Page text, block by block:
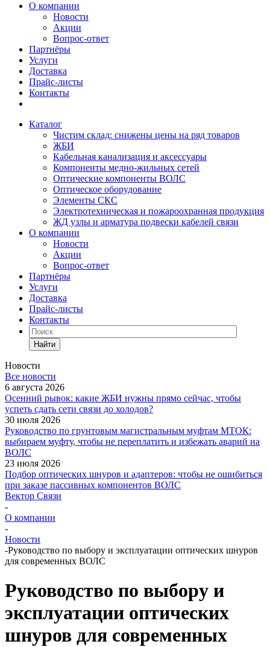
О компании
Новости
Акции
Вопрос-ответ
Партнёры
Услуги
Доставка
Прайс-листы
Контакты
Каталог
Чистим склад: снижены цены на ряд товаров
ЖБИ
Кабельная канализация и аксессуары
Компоненты медно-жильных сетей
Оптические компоненты ВОЛС
Оптическое оборудование
Элементы СКС
Электротехническая и пожароохранная продукция
ЖД узлы и арматура подвески кабелей связи
О компании
Новости
Акции
Вопрос-ответ
Партнёры
Услуги
Доставка
Прайс-листы
Контакты
Найти
Новости
Все новости
6 августа 2026
Осенний рывок: какие ЖБИ нужны прямо сейчас, чтобы
успеть сдать сети связи до холодов?
30 июля 2026
Руководство по грунтовым магистральным муфтам МТОК:
выбираем муфту, чтобы не переплатить и избежать аварий на
ВОЛС
23 июля 2026
Подбор оптических шнуров и адаптеров: чтобы не ошибиться
при заказе пассивных компонентов ВОЛС
Вектор Связи
-
О компании
-
Новости
-Руководство по выбору и эксплуатации оптических шнуров
для современных ВОЛС
Руководство по выбору и
эксплуатации оптических
шнуров для современных